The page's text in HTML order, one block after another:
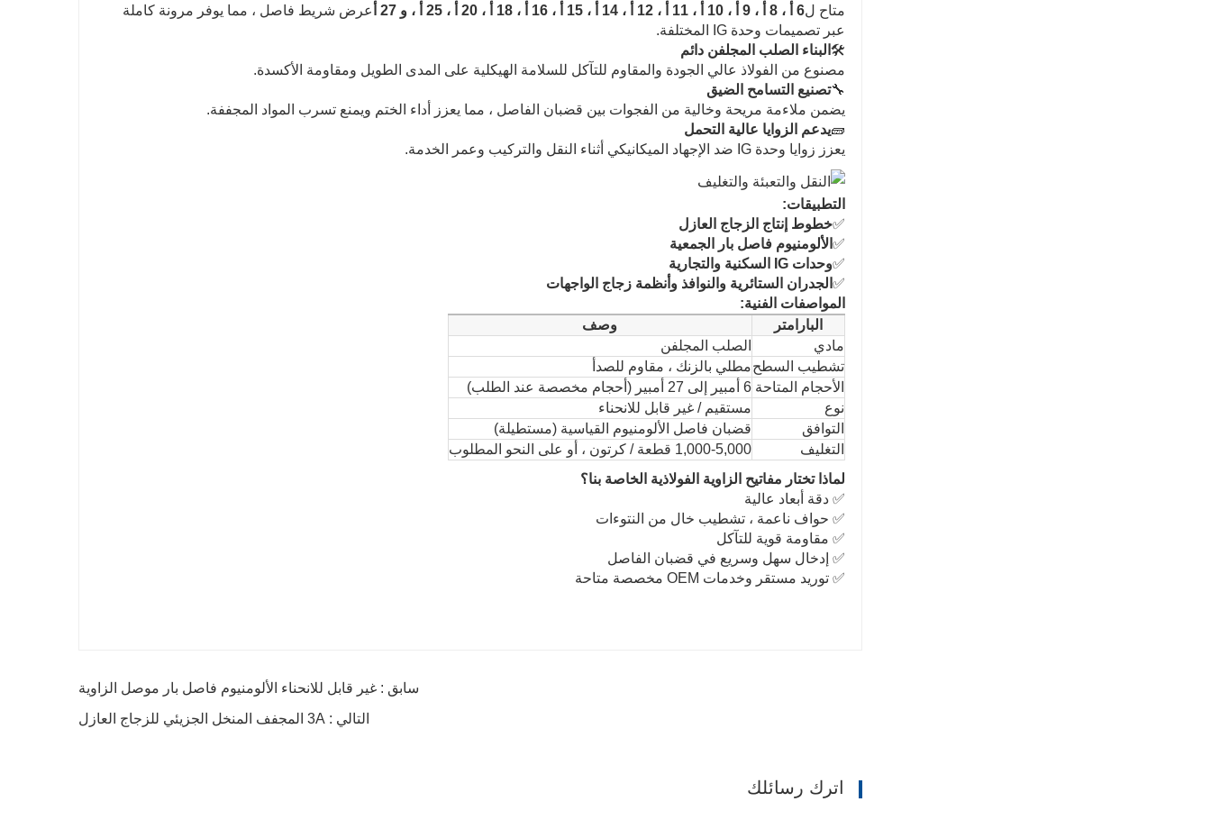
متاح ل6 أ ، 8 أ ، 9 أ ، 10 أ ، 11 أ ، 12 أ ، 14 أ ، 15 أ ، 16 أ ، 18 أ ، 20 أ ، 25 أ ، و 27 أ
عرض شريط فاصل ، مما يوفر مرونة كاملة
عبر تصميمات وحدة IG المختلفة.
🛠 البناء الصلب المجلفن دائم
مصنوع من الفولاذ عالي الجودة والمقاوم للتآكل للسلامة الهيكلية على المدى الطويل ومقاومة الأكسدة.
🔧تصنيع التسامح الضيق
يضمن ملاءمة مريحة وخالية من الفجوات بين قضبان الفاصل ، مما يعزز أداء الختم ويمنع تسرب المواد المجففة.
🧱يدعم الزوايا عالية التحمل
يعزز زوايا وحدة IG ضد الإجهاد الميكانيكي أثناء النقل والتركيب وعمر الخدمة.
التطبيقات:
✅خطوط إنتاج الزجاج العازل
✅ الألومنيوم فاصل بار الجمعية
✅وحدات IG السكنية والتجارية
✅ الجدران الستائرية والنوافذ وأنظمة زجاج الواجهات
المواصفات الفنية:
البارامتر
وصف
مادي
الصلب المجلفن
تشطيب السطحمطلي بالزنك ، مقاوم للصدأ
الأحجام المتاحة 6 أمبير إلى 27 أمبير (أحجام مخصصة عند الطلب)
نوع
مستقيم / غير قابل للانحناء
التوافق
قضبان فاصل الألومنيوم القياسية (مستطيلة)
التغليف
1,000-5,000 قطعة / كرتون ، أو على النحو المطلوب
لماذا تختار مفاتيح الزاوية الفولاذية الخاصة بنا؟
✅ دقة أبعاد عالية
✅ حواف ناعمة ، تشطيب خال من النتوءات
✅ مقاومة قوية للتآكل
✅ إدخال سهل وسريع في قضبان الفاصل
✅ توريد مستقر وخدمات OEM مخصصة متاحة
سابق : غير قابل للانحناء الألومنيوم فاصل بار موصل الزاوية
التالي : 3A المجفف المنخل الجزيئي للزجاج العازل
اترك رسائلك